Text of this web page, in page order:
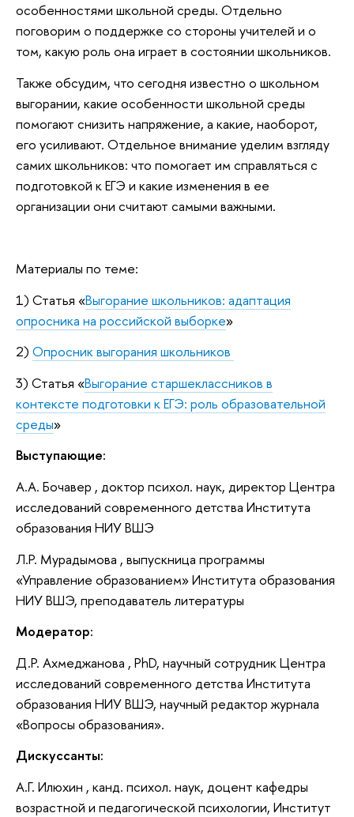
особенностями школьной среды. Отдельно
поговорим о поддержке со стороны учителей и о
том, какую роль она играет в состоянии школьников.
Также обсудим, что сегодня известно о школьном
выгорании, какие особенности школьной среды
помогают снизить напряжение, а какие, наоборот,
его усиливают. Отдельное внимание уделим взгляду
самих школьников: что помогает им справляться с
подготовкой к ЕГЭ и какие изменения в ее
организации они считают самыми важными.
Материалы по теме:
1) Статья «Выгорание школьников: адаптация
опросника на российской выборке»
2) Опросник выгорания школьников
3) Статья «Выгорание старшеклассников в
контексте подготовки к ЕГЭ: роль образовательной
среды»
Выступающие:
А.А. Бочавер , доктор психол. наук, директор Центра
исследований современного детства Института
образования НИУ ВШЭ
Л.Р. Мурадымова , выпускница программы
«Управление образованием» Института образования
НИУ ВШЭ, преподаватель литературы
Модератор:
Д.Р. Ахмеджанова , PhD, научный сотрудник Центра
исследований современного детства Института
образования НИУ ВШЭ, научный редактор журнала
«Вопросы образования».
Дискуссанты:
А.Г. Илюхин , канд. психол. наук, доцент кафедры
возрастной и педагогической психологии, Институт